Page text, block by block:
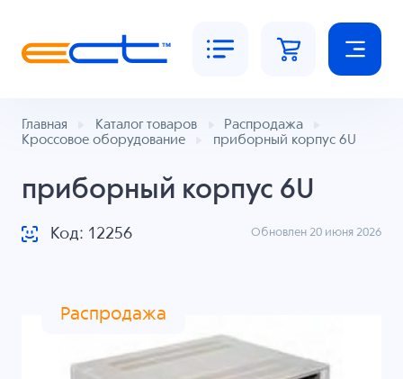
Главная Каталог товаров
Распродажа
Кроссовое оборудование
приборный корпус 6U
приборный корпус 6U
Код: 12256 Обновлен 20 июня 2026
Распродажа